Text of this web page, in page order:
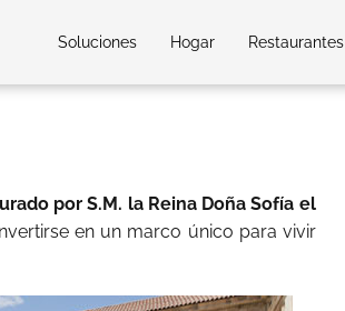
Soluciones Hogar Restaurantes
por S.M. la Reina Doña Sofía el
en un marco único para vivir